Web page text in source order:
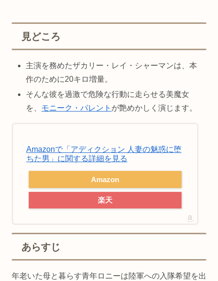
見どころ
主演を務めたザカリー・レイ・シャーマンは、本
作のために20キロ増量。
そんな彼を過激で危険な行動に走らせる美魔女
を、 モニーク・パレント が艶めかしく演じます。
Amazonで「アディクション 人妻の魅惑に堕
ちた男」に関する詳細を見る
Amazon
楽天
あらすじ
年老いた母と暮らす青年ロニーは陸軍への入隊希望を出